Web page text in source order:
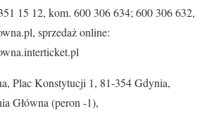
15 12, kom. 600 306 634; 600 306 632,
sprzedaż online:
Plac Konstytucji 1, 81-354 Gdynia,
Główna (peron -1),